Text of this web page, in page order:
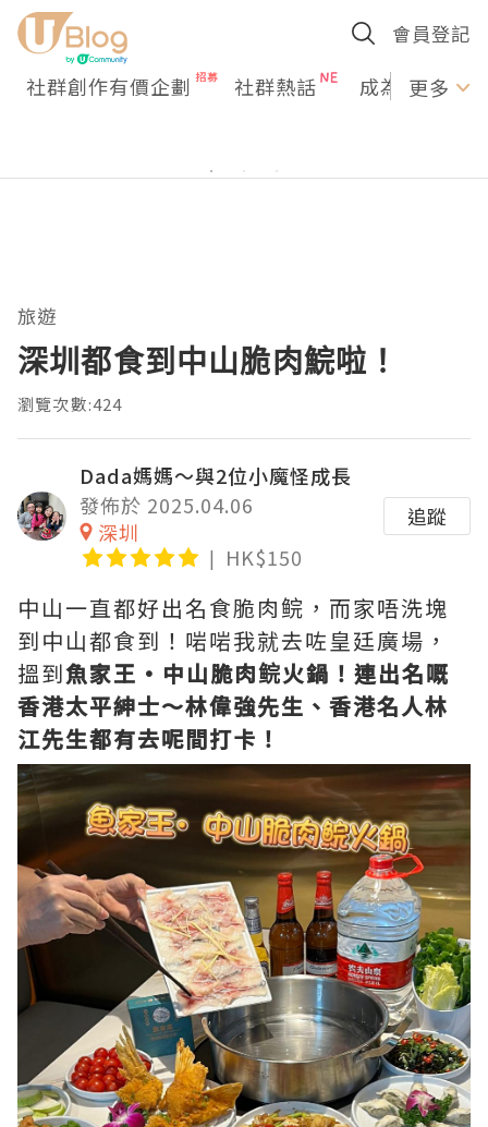
會員登記
社群創作有價企劃 社群熱話 成為U更多
旅遊
深圳都食到中山脆肉鯇啦！
瀏覽次數:424
Dada媽媽～與2位小魔怪成長
發佈於 2025.04.06
深圳
HK$150
追蹤
中山一直都好出名食脆肉鲩，而家唔洗塊
到中山都食到！啱啱我就去咗皇廷廣場，
搵到魚家王·中山脆肉鲩火鍋！連出名嘅
香港太平紳士～林偉強先生、香港名人林
江先生都有去呢間打卡！